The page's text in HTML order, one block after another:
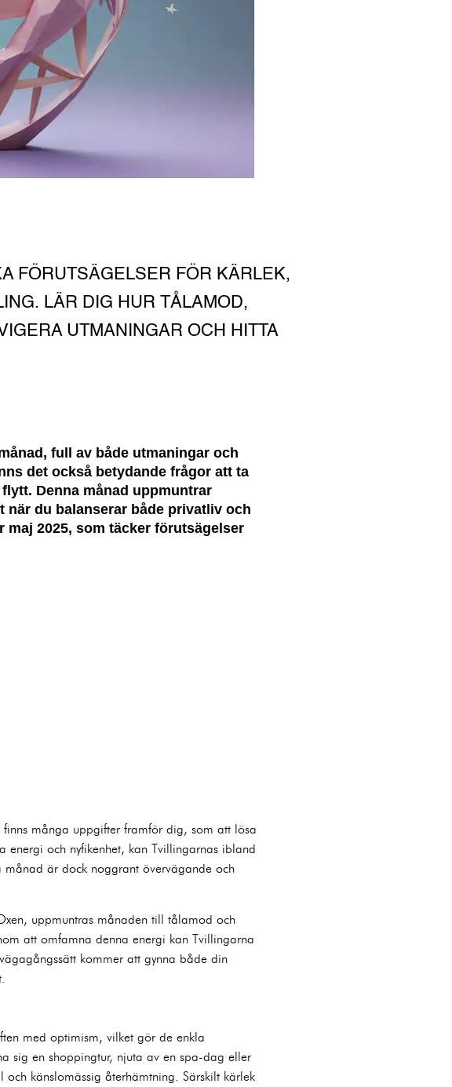
FÖRUTSÄGELSER FÖR KÄRLEK,
LÄR DIG HUR TÅLAMOD,
UTMANINGAR OCH HITTA
full av både utmaningar och
det också betydande frågor att ta
Denna månad uppmuntrar
du balanserar både privatliv och
2025, som täcker förutsägelser
många uppgifter framför dig, som att lösa
och nyfikenhet, kan Tvillingarnas ibland
månad är dock noggrant övervägande och
uppmuntras månaden till tålamod och
att omfamna denna energi kan Tvillingarna
kommer att gynna både din
med optimism, vilket gör de enkla
sig en shoppingtur, njuta av en spa-dag eller
känslomässig återhämtning. Särskilt kärlek